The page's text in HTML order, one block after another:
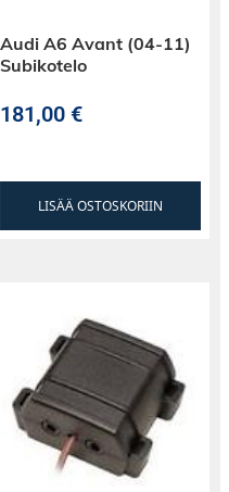
Audi A6 Avant (04-11)
Subikotelo
181,00€
LISÄÄ OSTOSKORIIN